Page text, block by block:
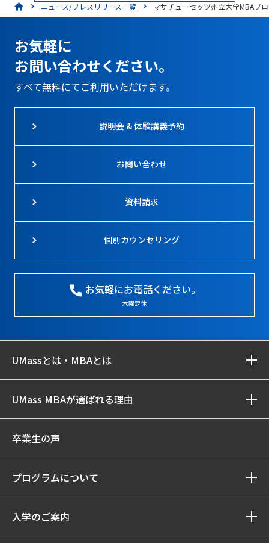
ニュース/プレスリリース一覧 マサチューセッツ州立大学MBAプ
お気軽に
お問い合わせください。
すべて無料にてご利用いただけます。
説明会 & 体験講義予約
お問い合わせ
資料請求
個別カウンセリング
お気軽にお電話ください。
木曜定休
UMassとは・MBAとは
UMass MBAが選ばれる理由
卒業生の声
プログラムについて
入学のご案内